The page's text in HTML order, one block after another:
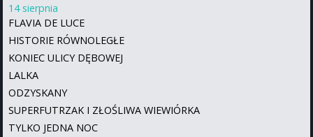
14 sierpnia
FLAVIA DE LUCE
HISTORIE RÓWNOLEGŁE
KONIEC ULICY DĘBOWEJ
LALKA
ODZYSKANY
SUPERFUTRZAK I ZŁOŚLIWA WIEWIÓRKA
TYLKO JEDNA NOC